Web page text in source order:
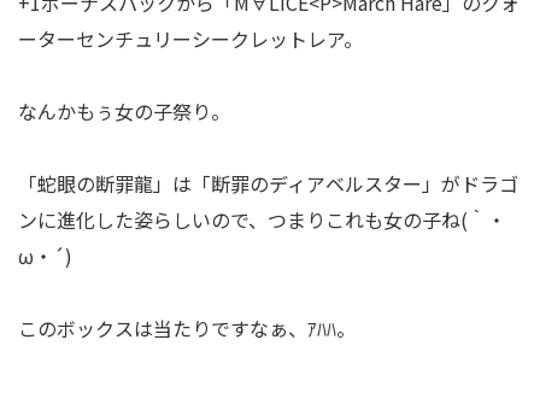
ーターセンチュリーシークレットレア。
なんかもぅ女の子祭り。
「蛇眼の断罪龍」は「断罪のディアベルスター」がドラゴ
ンに進化した姿らしいので、つまりこれも女の子ね(｀・
ω・´)
このボックスは当たりですなぁ、ｱﾊﾊ。